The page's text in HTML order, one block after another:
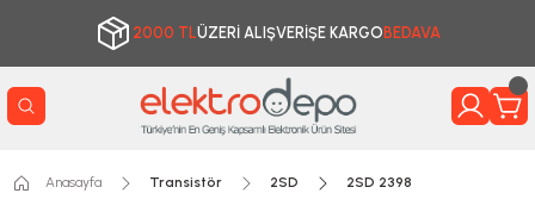
2000 TLÜZERİ ALIŞVERİŞE KARGO BEDAVA
Anasayfa Transistör 2SD 2SD 2398